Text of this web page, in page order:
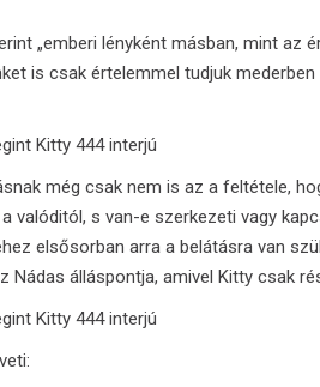
„emberi lényként másban, mint az
is csak értelemmel tudjuk
még csak nem is az a feltétele,
valóditól, s van-e szerkezeti vagy
elsősorban arra a belátásra van
Nádas álláspontja, amivel Kitty csak